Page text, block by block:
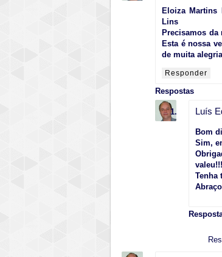
Eloiza Martins
Lins
Precisamos
Esta é nossa
de muita
Responder
Respostas
Luís
Bom
Sim,
valeu!!!
Tenha